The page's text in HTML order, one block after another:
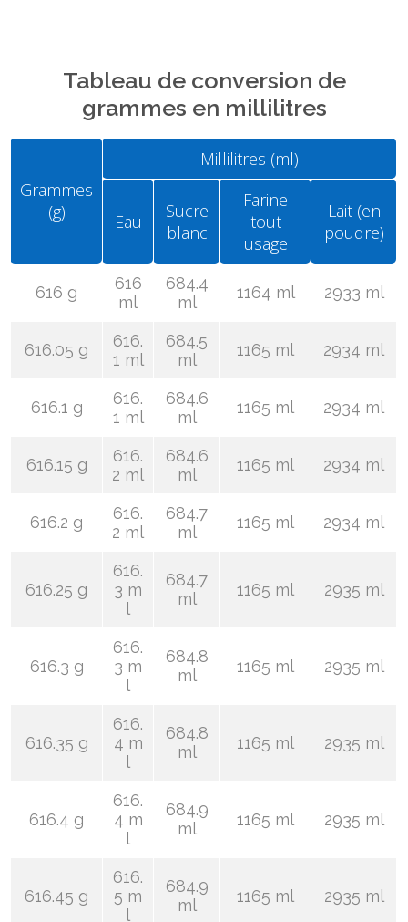
Tableau de conversion de
grammes en millilitres
Grammes
(g)
Millilitres (ml)
Eau
Sucre
blanc
Farine
tout
usage
Lait (en
poudre)
616 g
616
ml
684.4
ml
1164 ml 2933 ml
616.05 g
616.
1 ml
684.5
ml
1165 ml 2934 ml
616.1 g
616.
1 ml
684.6
ml
1165 ml 2934 ml
616.15 g
616.
2 ml
684.6
ml
1165 ml 2934 ml
616.2 g
616.
2 ml
684.7
ml
1165 ml 2934 ml
616.25 g
616.
3 m
l
684.7
ml
1165 ml 2935 ml
616.3 g
616.
3 m
l
684.8
ml
1165 ml 2935 ml
616.35 g
616.
4 m
l
684.8
ml
1165 ml 2935 ml
616.4 g
616.
4 m
l
684.9
ml
1165 ml 2935 ml
616.45 g
616.
5 m
l
684.9
ml
1165 ml 2935 ml